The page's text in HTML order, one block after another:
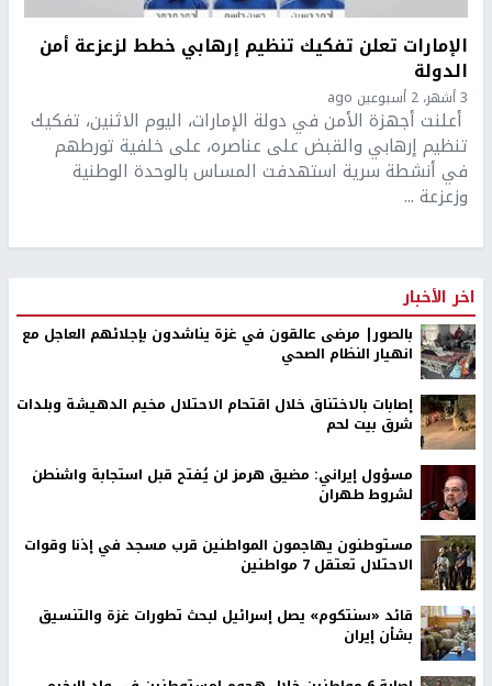
الإمارات تعلن تفكيك تنظيم إرهابي خطط لزعزعة أمن
الدولة
3 أشهر، 2 أسبوعين ago
أعلنت أجهزة الأمن في دولة الإمارات، اليوم الاثنين، تفكيك
تنظيم إرهابي والقبض على عناصره، على خلفية تورطهم
في أنشطة سرية استهدفت المساس بالوحدة الوطنية
وزعزعة ...
اخر الأخبار
بالصور| مرضى عالقون في غزة يناشدون بإجلائهم العاجل مع
انهيار النظام الصحي
إصابات بالاختناق خلال اقتحام الاحتلال مخيم الدهيشة وبلدات
شرق بيت لحم
مسؤول إيراني: مضيق هرمز لن يُفتح قبل استجابة واشنطن
لشروط طهران
مستوطنون يهاجمون المواطنين قرب مسجد في إذنا وقوات
الاحتلال تعتقل 7 مواطنين
قائد «سنتكوم» يصل إسرائيل لبحث تطورات غزة والتنسيق
بشأن إيران